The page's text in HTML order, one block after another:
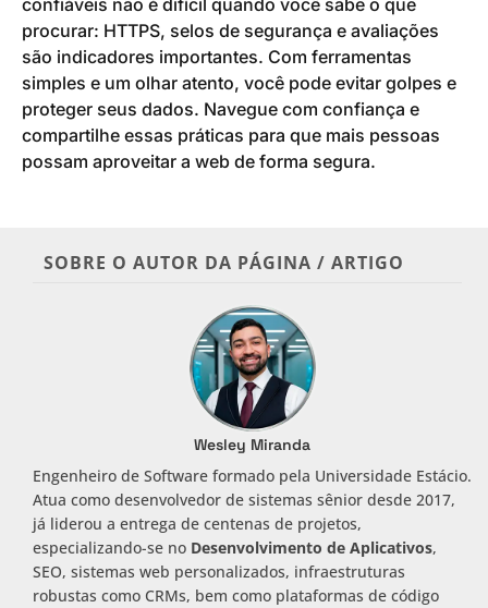
confiáveis não é difícil quando você sabe o que
procurar: HTTPS, selos de segurança e avaliações
são indicadores importantes. Com ferramentas
simples e um olhar atento, você pode evitar golpes e
proteger seus dados. Navegue com confiança e
compartilhe essas práticas para que mais pessoas
possam aproveitar a web de forma segura.
SOBRE O AUTOR DA PÁGINA / ARTIGO
Wesley Miranda
Engenheiro de Software formado pela Universidade Estácio.
Atua como desenvolvedor de sistemas sênior desde 2017,
já liderou a entrega de centenas de projetos,
especializando-se no Desenvolvimento de Aplicativos,
SEO, sistemas web personalizados, infraestruturas
robustas como CRMs, bem como plataformas de código